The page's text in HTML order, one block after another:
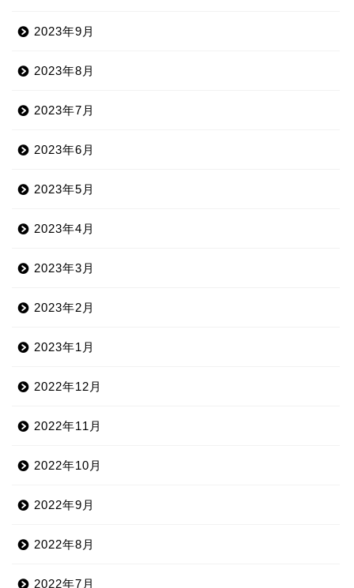
2023年9月
2023年8月
2023年7月
2023年6月
2023年5月
2023年4月
2023年3月
2023年2月
2023年1月
2022年12月
2022年11月
2022年10月
2022年9月
2022年8月
2022年7月